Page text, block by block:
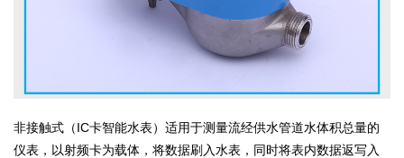
非接触式（IC卡智能水表）适用于测量流经供水管道水体积总量的
仪表，以射频卡为载体，将数据刷入水表，同时将表内数据返写入